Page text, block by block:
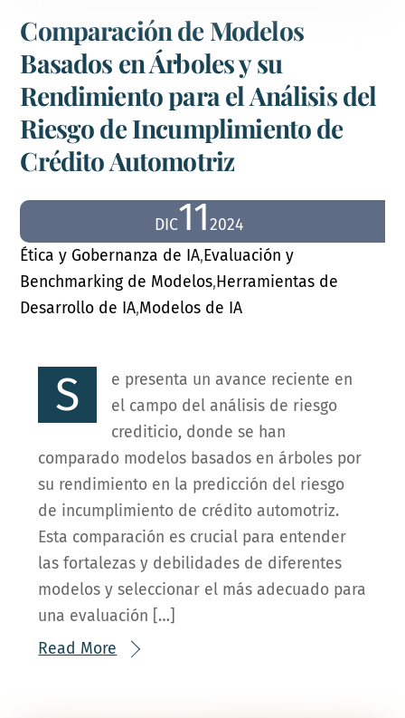
Comparación de Modelos
Basados en Árboles y su
Rendimiento para el Análisis del
Riesgo de Incumplimiento de
Crédito Automotriz
DIC112024
Ética y Gobernanza de IA,Evaluación y
Benchmarking de Modelos,Herramientas de
Desarrollo de IA,Modelos de IA
S
e presenta un avance reciente en
el campo del análisis de riesgo
crediticio, donde se han
comparado modelos basados en árboles por
su rendimiento en la predicción del riesgo
de incumplimiento de crédito automotriz.
Esta comparación es crucial para entender
las fortalezas y debilidades de diferentes
modelos y seleccionar el más adecuado para
una evaluación […]
Read More